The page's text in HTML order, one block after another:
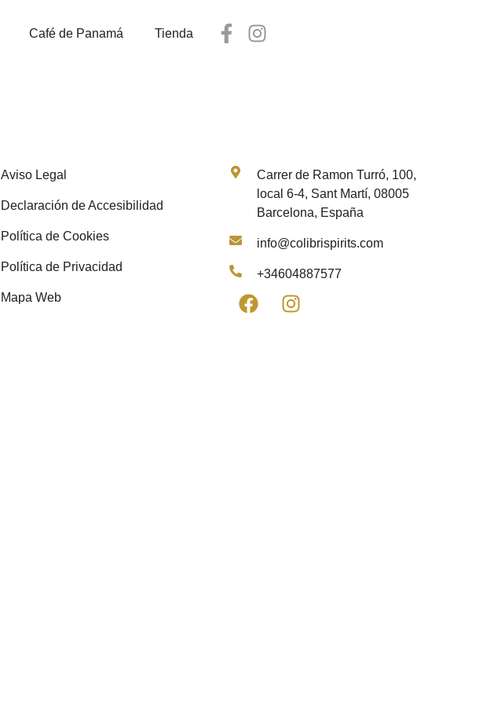
Café de Panamá Tienda
Aviso Legal
Declaración de Accesibilidad
Política de Cookies
Política de Privacidad
Mapa Web
Carrer de Ramon Turró, 100,
local 6-4, Sant Martí, 08005
Barcelona, España
info@colibrispirits.com
+34604887577